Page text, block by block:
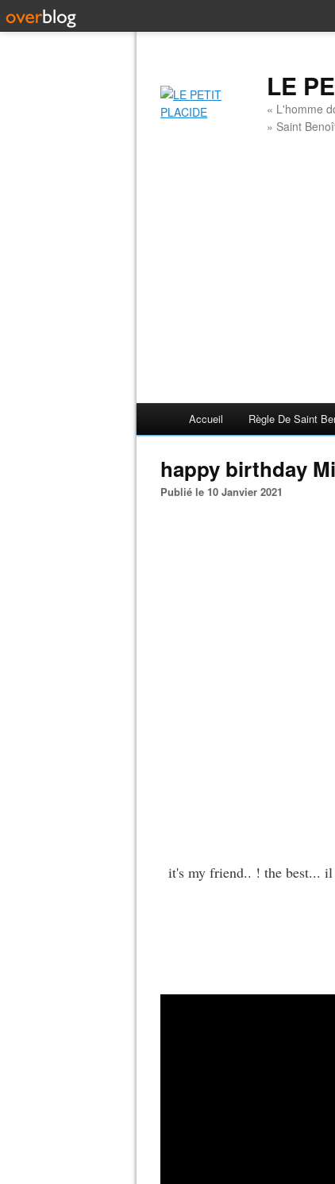
LE
« L'homme
» Saint
Accueil Règle De Saint
happy birthday
Publié le 10 Janvier 2021
it's my friend.. ! the best...